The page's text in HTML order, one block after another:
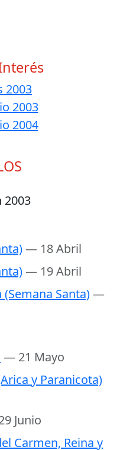
2003
2003
2004
2003
— 18 Abril
— 19 Abril
Santa)—
— 21 Mayo
y Paranicota)
Junio
Carmen, Reina y